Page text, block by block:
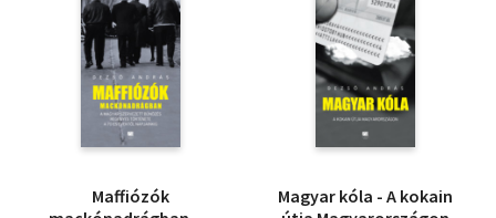
Maffiózók
Magyar kóla - A kokain